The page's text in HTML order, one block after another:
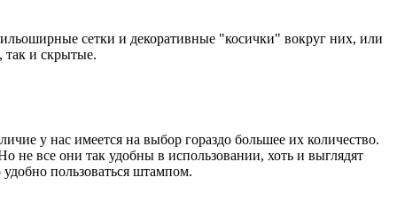
сетки и декоративные "косички" вокруг них, или
и скрытые.
у нас имеется на выбор гораздо большее их количество.
не все они так удобны в использовании, хоть и выглядят
пользоваться штампом.